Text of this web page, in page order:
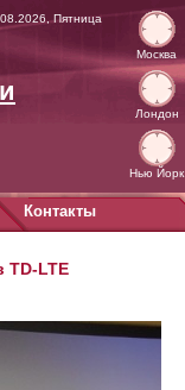
Пятница
Москва
Лондон
Нью Йорк
LTE
Контакты